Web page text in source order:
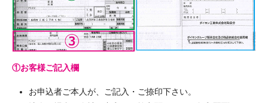
①お客様ご記入欄
お申込者ご本人が、ご記入・ご捺印下さい。